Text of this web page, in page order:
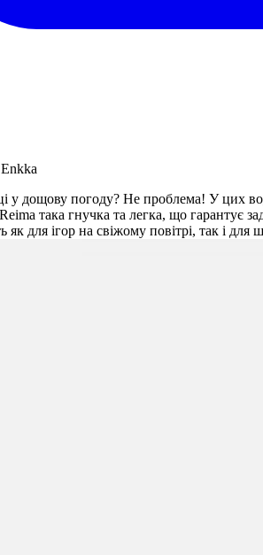
у дощову погоду? Не проблема! У цих
така гнучка та легка, що гарантує
як для ігор на свіжому повітрі, так і